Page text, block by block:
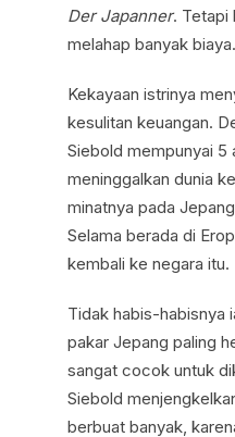
Der Japanner. Tetapi
melahap banyak biaya.
Kekayaan istrinya
kesulitan keuangan.
Siebold mempunyai 5
meninggalkan dunia
minatnya pada
Selama berada di
kembali ke negara itu.
Tidak habis-habisnya
pakar Jepang paling
sangat cocok untuk
Siebold
berbuat banyak,